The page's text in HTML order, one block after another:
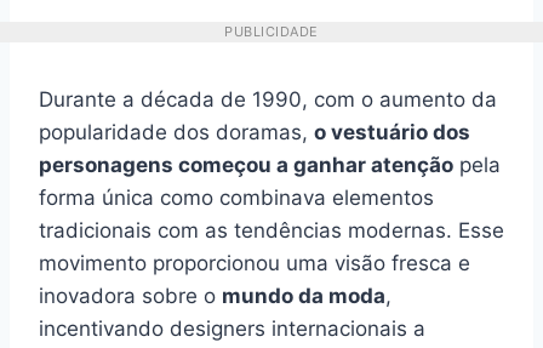
PUBLICIDADE
Durante a década de 1990, com o aumento da
popularidade dos doramas, o vestuário dos
personagens começou a ganhar atenção pela
forma única como combinava elementos
tradicionais com as tendências modernas. Esse
movimento proporcionou uma visão fresca e
inovadora sobre o mundo da moda,
incentivando designers internacionais a